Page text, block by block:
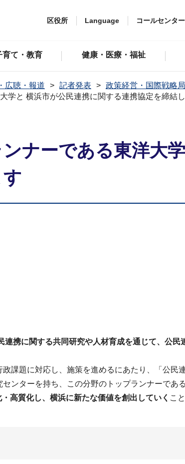
区役所 Language コールセンター
育て・教育 健康・医療・福祉
広聴・報道 記者発表 政策経営・国際戦略局
学と 横浜市が公民連携に関する連携協定を締結
ナーである東洋大
連携に関する共同研究や人材育成を通じて、公民
課題に対応し、施策を進めるにあたり、「公民
ンターを持ち、この分野のトップランナーで
高質化し、横浜に新たな価値を創出していく こ